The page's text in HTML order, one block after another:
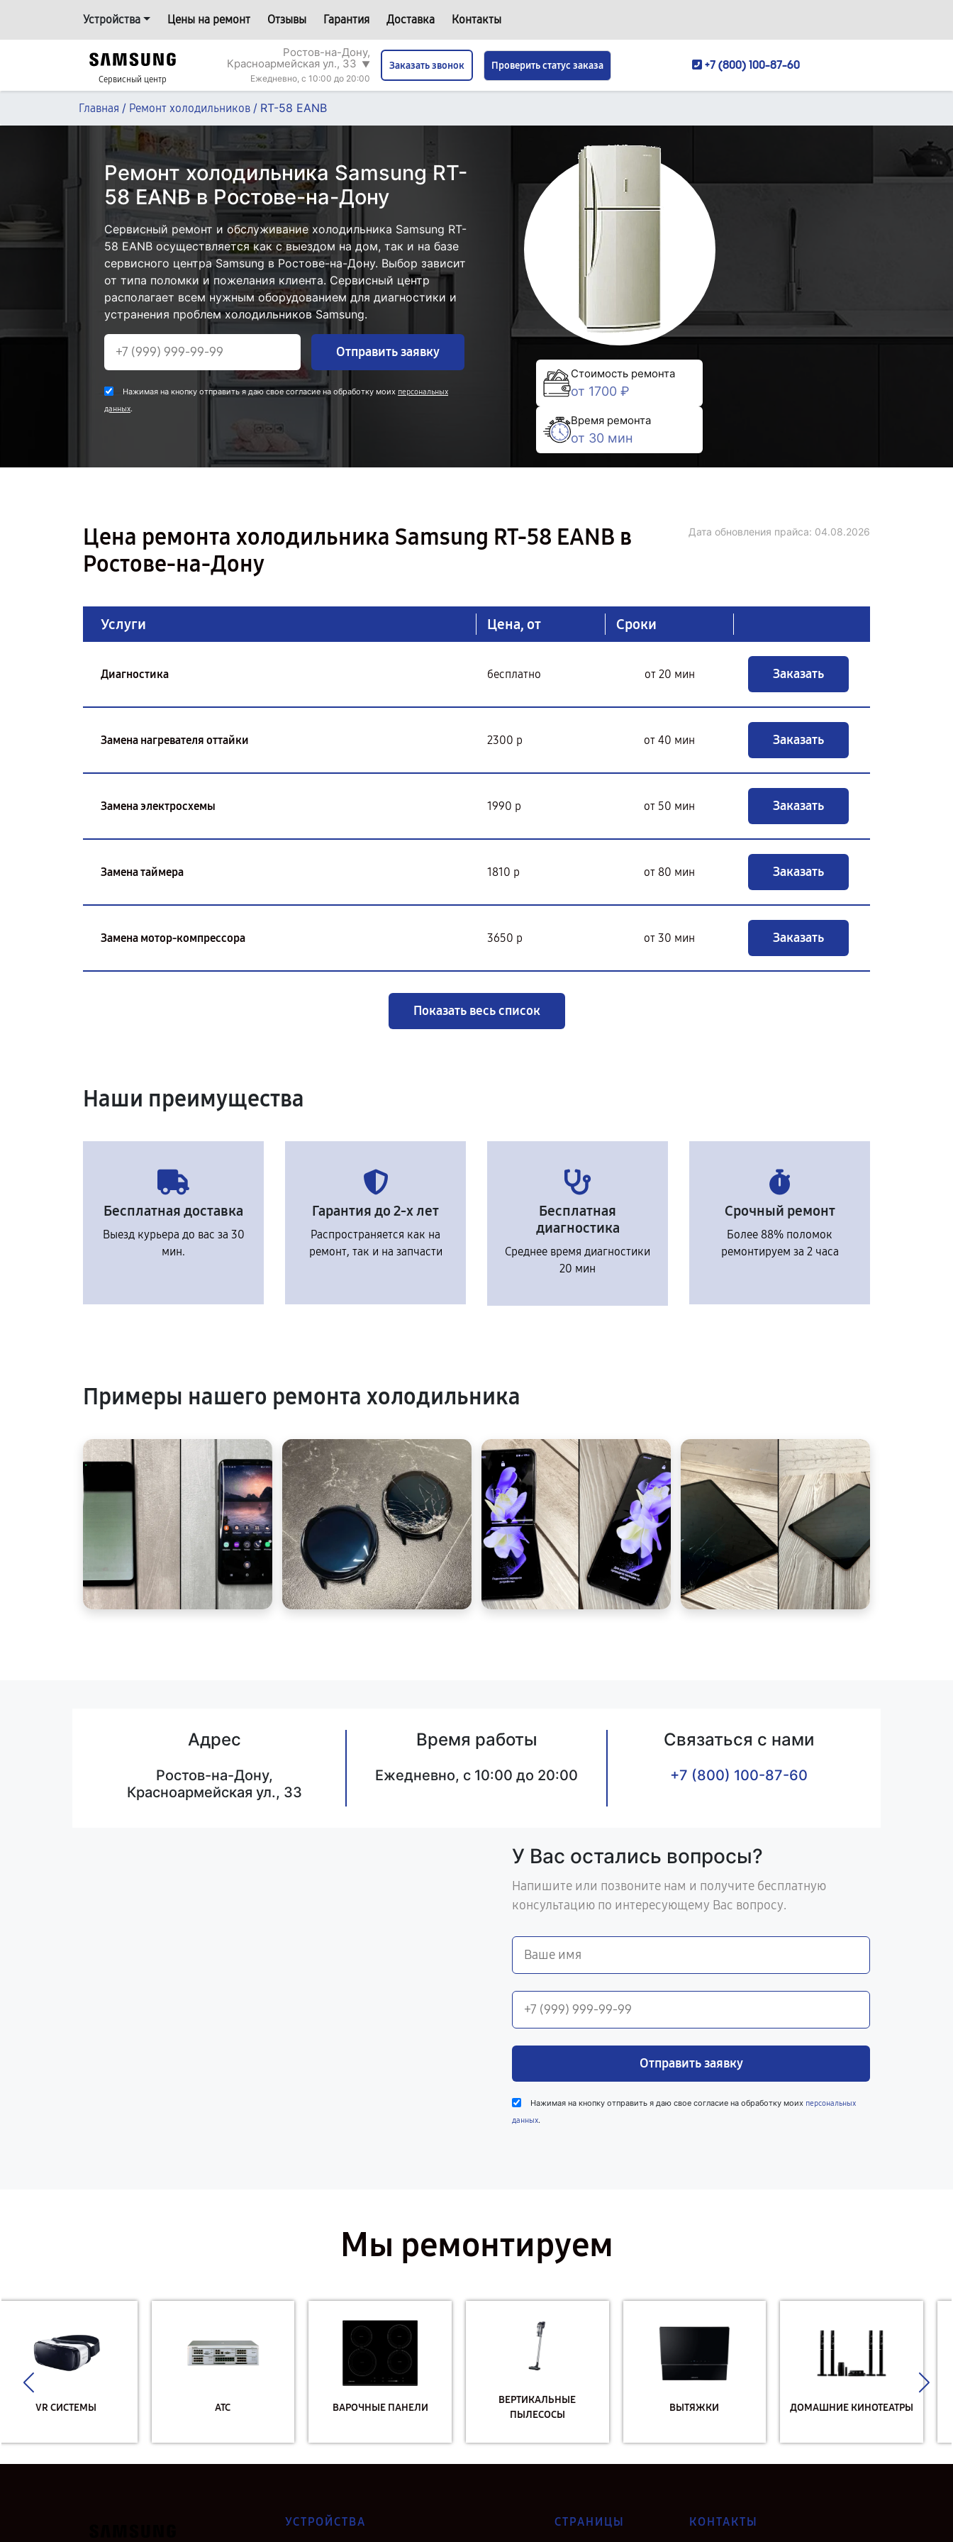
Устройства Цены на ремонт Отзывы Гарантия Доставка Контакты
Сервисный центр
Ростов-на-Дону,
Красноармейская ул., 33 ▼
Ежедневно, с 10:00 до 20:00
Заказать звонок Проверить статус заказа +7 (800) 100-87-60
Главная / Ремонт холодильников / RT-58 EANB
Ремонт холодильника Samsung RT-
58 EANB в Ростове-на-Дону
Сервисный ремонт и обслуживание холодильника Samsung RT-
58 EANB осуществляется как с выездом на дом, так и на базе
сервисного центра Samsung в Ростове-на-Дону. Выбор зависит
от типа поломки и пожелания клиента. Сервисный центр
располагает всем нужным оборудованием для диагностики и
устранения проблем холодильников Samsung.
Отправить заявку
Нажимая на кнопку отправить я даю свое согласие на обработку моих персональных
данных.
Стоимость ремонта
от 1700 ₽
Время ремонта
от 30 мин
Цена ремонта холодильника Samsung RT-58 EANB в
Ростове-на-Дону
Дата обновления прайса: 04.08.2026
Услуги Цена, от Сроки
Диагностика бесплатно от 20 мин Заказать
Замена нагревателя оттайки 2300 р от 40 мин Заказать
Замена электросхемы 1990 р от 50 мин Заказать
Замена таймера 1810 р от 80 мин Заказать
Замена мотор-компрессора 3650 р от 30 мин Заказать
Показать весь список
Наши преимущества
Бесплатная доставка
Выезд курьера до вас за 30
мин.
Гарантия до 2-х лет
Распространяется как на
ремонт, так и на запчасти
Бесплатная
диагностика
Среднее время диагностики
20 мин
Срочный ремонт
Более 88% поломок
ремонтируем за 2 часа
Примеры нашего ремонта холодильника
Адрес
Ростов-на-Дону,
Красноармейская ул., 33
Время работы
Ежедневно, с 10:00 до 20:00
Связаться с нами
+7 (800) 100-87-60
У Вас остались вопросы?
Напишите или позвоните нам и получите бесплатную
консультацию по интересующему Вас вопросу.
Отправить заявку
Нажимая на кнопку отправить я даю свое согласие на обработку моих персональных
данных.
Мы ремонтируем
АТС ВАРОЧНЫЕ ПАНЕЛИ
ПЫЛЕСОСЫ
ДОМАШНИЕ КИНОТЕАТРЫ ДУХОВЫЕ ШКАФЫ
УСТРОЙСТВА СТРАНИЦЫ КОНТАКТЫ